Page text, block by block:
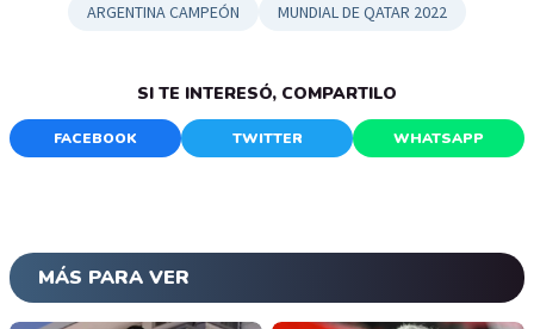
ARGENTINA CAMPEÓN MUNDIAL DE QATAR 2022
SI TE INTERESÓ, COMPARTILO
FACEBOOK TWITTER WHATSAPP
MÁS PARA VER